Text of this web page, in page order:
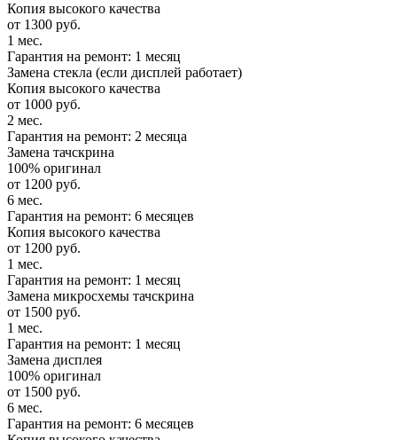
Копия высокого качества
от 1300 руб.
1 мес.
Гарантия на ремонт: 1 месяц
Замена стекла (если дисплей работает)
Копия высокого качества
от 1000 руб.
2 мес.
Гарантия на ремонт: 2 месяца
Замена тачскрина
100% оригинал
от 1200 руб.
6 мес.
Гарантия на ремонт: 6 месяцев
Копия высокого качества
от 1200 руб.
1 мес.
Гарантия на ремонт: 1 месяц
Замена микросхемы тачскрина
от 1500 руб.
1 мес.
Гарантия на ремонт: 1 месяц
Замена дисплея
100% оригинал
от 1500 руб.
6 мес.
Гарантия на ремонт: 6 месяцев